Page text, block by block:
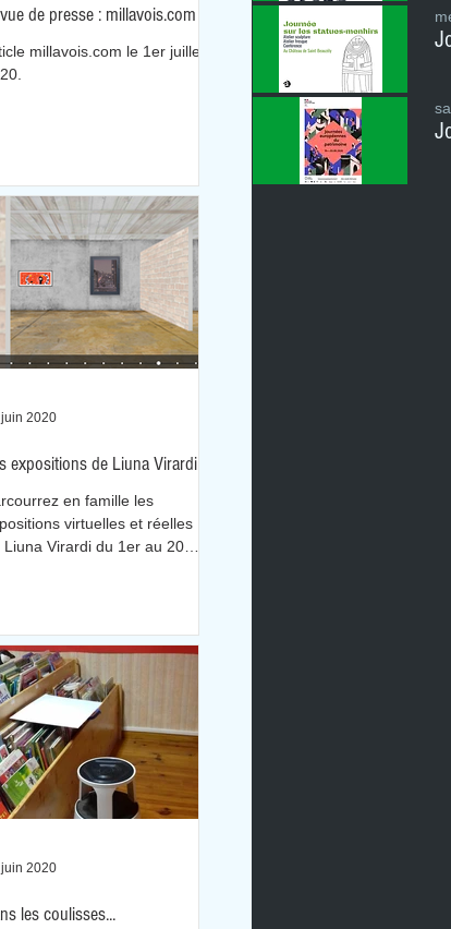
de presse : millavois.com
millavois.com le 1er juillet
expositions de Liuna Virardi
en famille les
virtuelles et réelles
Liuna Virardi du 1er au 20
2020
les coulisses...
2020